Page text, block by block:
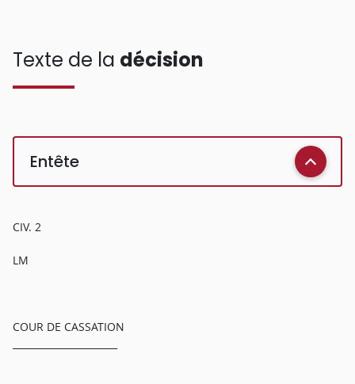
Texte de la décision
Entête
CIV. 2
LM
COUR DE CASSATION